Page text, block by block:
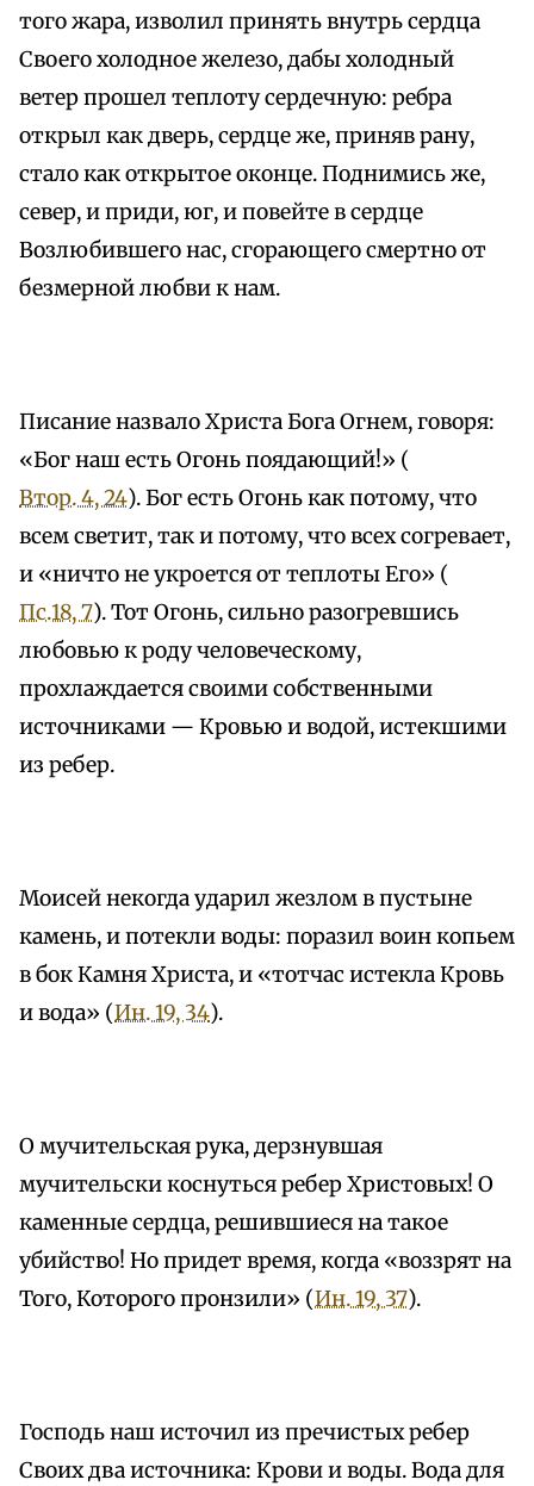
того жара, изволил принять внутрь сердца
Своего холодное железо, дабы холодный
ветер прошел теплоту сердечную: ребра
открыл как дверь, сердце же, приняв рану,
стало как открытое оконце. Поднимись же,
север, и приди, юг, и повейте в сердце
Возлюбившего нас, сгорающего смертно от
безмерной любви к нам.
Писание назвало Христа Бога Огнем, говоря:
«Бог наш есть Огонь поядающий!» (
Втор. 4, 24). Бог есть Огонь как потому, что
всем светит, так и потому, что всех согревает,
и «ничто не укроется от теплоты Его» (
Пс.18, 7). Тот Огонь, сильно разогревшись
любовью к роду человеческому,
прохлаждается своими собственными
источниками — Кровью и водой, истекшими
из ребер.
Моисей некогда ударил жезлом в пустыне
камень, и потекли воды: поразил воин копьем
в бок Камня Христа, и «тотчас истекла Кровь
и вода» (Ин. 19, 34).
О мучительская рука, дерзнувшая
мучительски коснуться ребер Христовых! О
каменные сердца, решившиеся на такое
убийство! Но придет время, когда «воззрят на
Того, Которого пронзили» (Ин. 19, 37).
Господь наш источил из пречистых ребер
Своих два источника: Крови и воды. Вода для